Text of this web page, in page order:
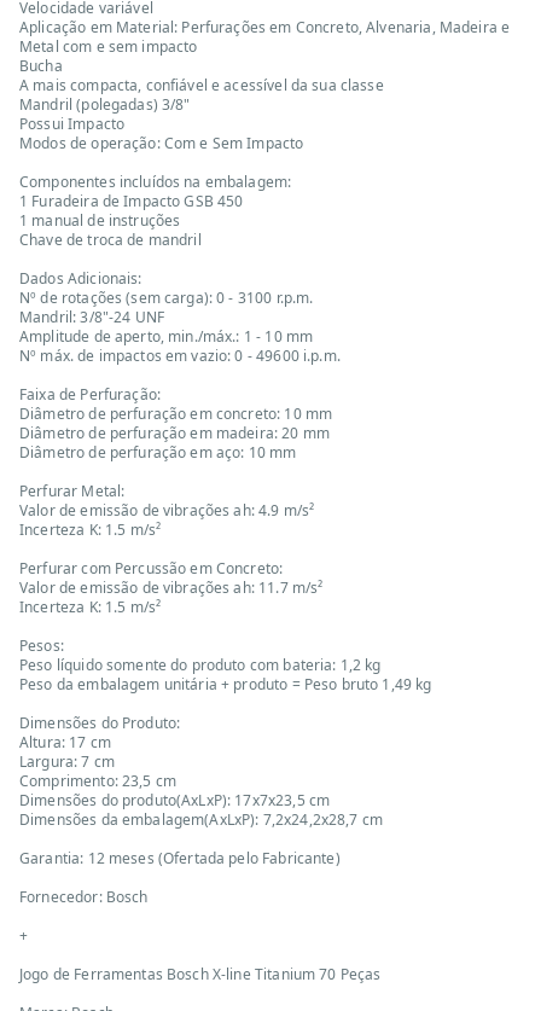
Velocidade variável
Aplicação em Material: Perfurações em Concreto, Alvenaria, Madeira e
Metal com e sem impacto
Bucha
A mais compacta, confiável e acessível da sua classe
Mandril (polegadas) 3/8"
Possui Impacto
Modos de operação: Com e Sem Impacto
Componentes incluídos na embalagem:
1 Furadeira de Impacto GSB 450
1 manual de instruções
Chave de troca de mandril
Dados Adicionais:
Nº de rotações (sem carga): 0 - 3100 r.p.m.
Mandril: 3/8"-24 UNF
Amplitude de aperto, min./máx.: 1 - 10 mm
Nº máx. de impactos em vazio: 0 - 49600 i.p.m.
Faixa de Perfuração:
Diâmetro de perfuração em concreto: 10 mm
Diâmetro de perfuração em madeira: 20 mm
Diâmetro de perfuração em aço: 10 mm
Perfurar Metal:
Valor de emissão de vibrações ah: 4.9 m/s²
Incerteza K: 1.5 m/s²
Perfurar com Percussão em Concreto:
Valor de emissão de vibrações ah: 11.7 m/s²
Incerteza K: 1.5 m/s²
Pesos:
Peso líquido somente do produto com bateria: 1,2 kg
Peso da embalagem unitária + produto = Peso bruto 1,49 kg
Dimensões do Produto:
Altura: 17 cm
Largura: 7 cm
Comprimento: 23,5 cm
Dimensões do produto(AxLxP): 17x7x23,5 cm
Dimensões da embalagem(AxLxP): 7,2x24,2x28,7 cm
Garantia: 12 meses (Ofertada pelo Fabricante)
Fornecedor: Bosch
+
Jogo de Ferramentas Bosch X-line Titanium 70 Peças